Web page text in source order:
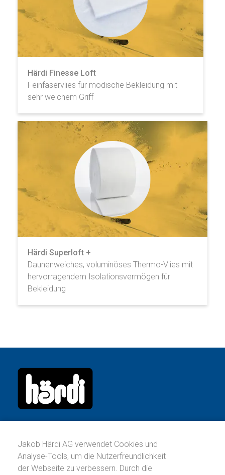
Härdi Finesse Loft
Feinfaservlies für modische Bekleidung mit
sehr weichem Griff
Härdi Superloft +
Daunenweiches, voluminöses Thermo-Vlies mit
hervorragendem Isolationsvermögen für
Bekleidung
Köllikerstrasse 17
Postfach
CH-5036 Oberentfelden
Jakob Härdi AG verwendet Cookies und
Analyse-Tools, um die Nutzerfreundlichkeit
der Webseite zu verbessern. Durch die